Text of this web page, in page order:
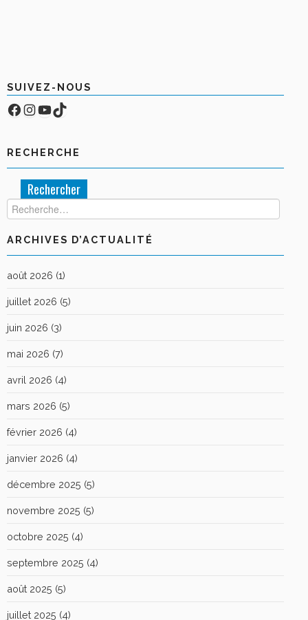
SUIVEZ-NOUS
Facebook
Compte Instagram
YouTube
TikTok
RECHERCHE
Rechercher :
ARCHIVES D’ACTUALITÉ
août 2026 (1)
juillet 2026 (5)
juin 2026 (3)
mai 2026 (7)
avril 2026 (4)
mars 2026 (5)
février 2026 (4)
janvier 2026 (4)
décembre 2025 (5)
novembre 2025 (5)
octobre 2025 (4)
septembre 2025 (4)
août 2025 (5)
juillet 2025 (4)